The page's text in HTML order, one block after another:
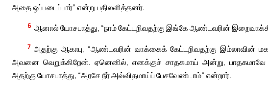
அதை ஒப்படைப்பார்” என்று பதிலளித்தனர்.
6 ஆனால் யோசபாத்து, “நாம் கேட்டறிவதற்கு இங்கே ஆண்டவரின்
7 அதற்கு ஆகாபு, “ஆண்டவரின் வாக்கைக் கேட்டறிவதற்கு
அவனை வெறுக்கிறேன். ஏனெனில், எனக்குச் சாதகமாய் அன்று, பாதகமாவே
அதற்கு யோசபாத்து, “அரசே நீர் அவ்விதமாய்ப் பேசவேண்டாம்” என்றார்.